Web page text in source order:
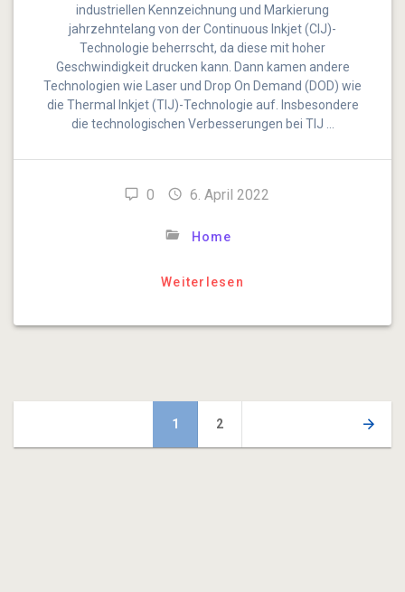
industriellen Kennzeichnung und Markierung
jahrzehntelang von der Continuous Inkjet (CIJ)-
Technologie beherrscht, da diese mit hoher
Geschwindigkeit drucken kann. Dann kamen andere
Technologien wie Laser und Drop On Demand (DOD) wie
die Thermal Inkjet (TIJ)-Technologie auf. Insbesondere
die technologischen Verbesserungen bei TIJ …
0 6. April 2022
Home
Weiterlesen
Beitragsnavigation
Seite
1 Seite
2